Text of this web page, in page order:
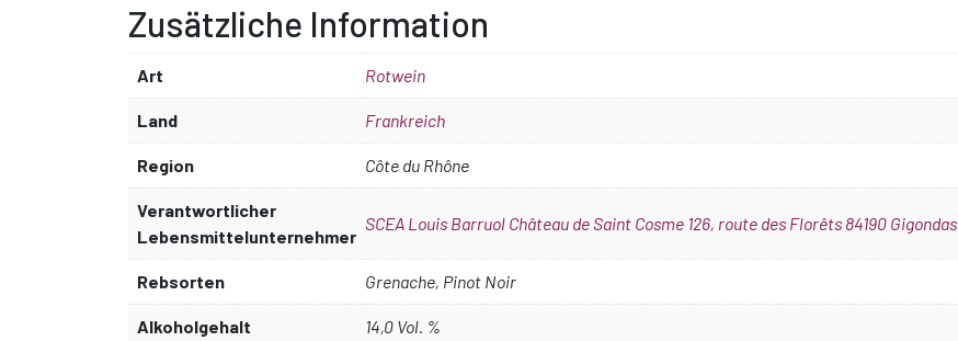
Zusätzliche Information
Art Rotwein
Land Frankreich
Region Côte du Rhône
Verantwortlicher
Lebensmittelunternehmer
SCEA Louis Barruol Château de Saint Cosme 126, route des Florêts 84190 Gigondas
Rebsorten Grenache, Pinot Noir
Alkoholgehalt 14,0 Vol. %